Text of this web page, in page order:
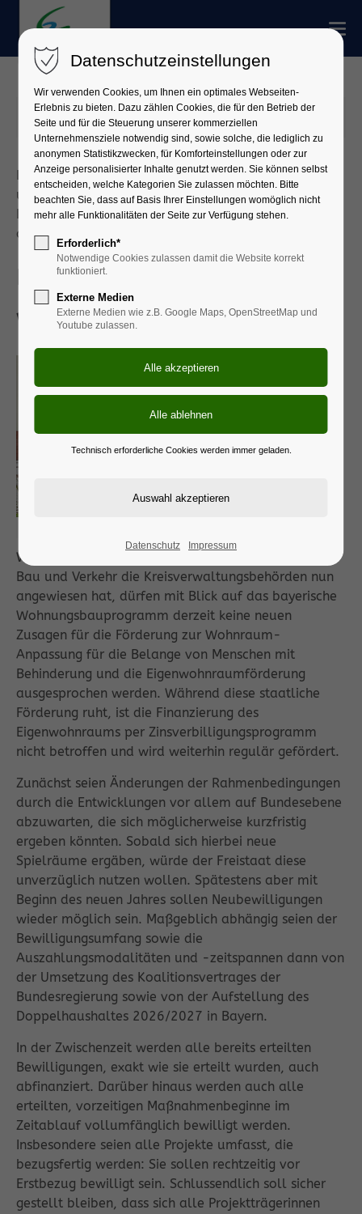
17.04.2025 16:09
Das Landratsamt Miltenberg macht auf
untenstehende gemeinsame Pressemitteilung der
Landkreise Aschaffenburg und Miltenberg
aufmerksam:
Bewilligungspause in der
Wohnraumförderung
Wie das Bayerische Staatsministerium für Wohnen,
Bau und Verkehr die Kreisverwaltungsbehörden nun
angewiesen hat, dürfen mit Blick auf das bayerische
Wohnungsbauprogramm derzeit keine neuen
Zusagen für die Förderung zur Wohnraum-
Anpassung für die Belange von Menschen mit
Behinderung und die Eigenwohnraumförderung
ausgesprochen werden. Während diese staatliche
Förderung ruht, ist die Finanzierung des
Eigenwohnraums per Zinsverbilligungsprogramm
nicht betroffen und wird weiterhin regulär gefördert.
Zunächst seien Änderungen der Rahmenbedingungen
durch die Entwicklungen vor allem auf Bundesebene
abzuwarten, die sich möglicherweise kurzfristig
ergeben könnten. Sobald sich hierbei neue
Spielräume ergäben, würde der Freistaat diese
unverzüglich nutzen wollen. Spätestens aber mit
Beginn des neuen Jahres sollen Neubewilligungen
wieder möglich sein. Maßgeblich abhängig seien der
Bewilligungsumfang sowie die
Auszahlungsmodalitäten und -zeitspannen dann von
der Umsetzung des Koalitionsvertrages der
Bundesregierung sowie von der Aufstellung des
Doppelhaushaltes 2026/2027 in Bayern.
In der Zwischenzeit werden alle bereits erteilten
Bewilligungen, exakt wie sie erteilt wurden, auch
abfinanziert. Darüber hinaus werden auch alle
erteilten, vorzeitigen Maßnahmenbeginne im
Zeitablauf vollumfänglich bewilligt werden.
Insbesondere seien alle Projekte umfasst, die
bezugsfertig werden: Sie sollen rechtzeitig vor
Erstbezug bewilligt sein. Schlussendlich soll sicher
gestellt bleiben, dass sich alle Projektträgerinnen
Datenschutzeinstellungen
Wir verwenden Cookies, um Ihnen ein optimales Webseiten-
Erlebnis zu bieten. Dazu zählen Cookies, die für den Betrieb der
Seite und für die Steuerung unserer kommerziellen
Unternehmensziele notwendig sind, sowie solche, die lediglich zu
anonymen Statistikzwecken, für Komforteinstellungen oder zur
Anzeige personalisierter Inhalte genutzt werden. Sie können selbst
entscheiden, welche Kategorien Sie zulassen möchten. Bitte
beachten Sie, dass auf Basis Ihrer Einstellungen womöglich nicht
mehr alle Funktionalitäten der Seite zur Verfügung stehen.
Erforderlich*
Notwendige Cookies zulassen damit die Website korrekt
funktioniert.
Externe Medien
Externe Medien wie z.B. Google Maps, OpenStreetMap und
Youtube zulassen.
Technisch erforderliche Cookies werden immer geladen.
Datenschutz Impressum